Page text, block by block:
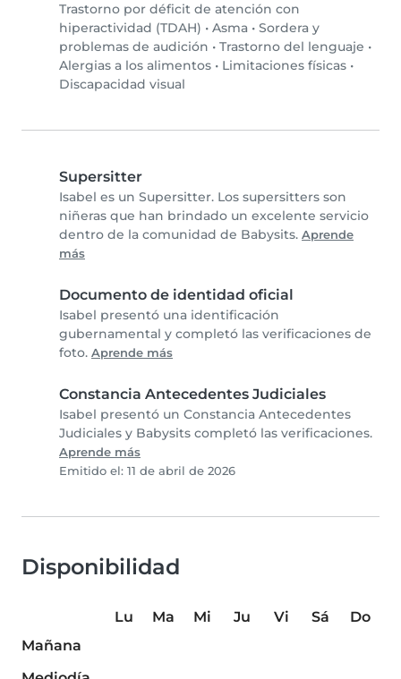
Trastorno por déficit de atención con
hiperactividad (TDAH) • Asma • Sordera y
problemas de audición • Trastorno del lenguaje •
Alergias a los alimentos • Limitaciones físicas •
Discapacidad visual
Supersitter
Isabel es un Supersitter. Los supersitters son
niñeras que han brindado un excelente servicio
dentro de la comunidad de Babysits. Aprende
más
Documento de identidad oficial
Isabel presentó una identificación
gubernamental y completó las verificaciones de
foto. Aprende más
Constancia Antecedentes Judiciales
Isabel presentó un Constancia Antecedentes
Judiciales y Babysits completó las verificaciones.
Aprende más
Emitido el: 11 de abril de 2026
Disponibilidad
Lu Ma Mi Ju Vi Sá
Do
Mañana